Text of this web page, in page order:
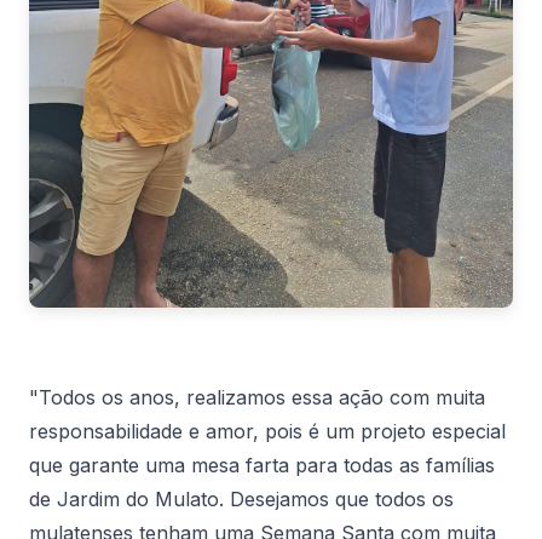
"Todos os anos, realizamos essa ação com muita
responsabilidade e amor, pois é um projeto especial
que garante uma mesa farta para todas as famílias
de Jardim do Mulato. Desejamos que todos os
mulatenses tenham uma Semana Santa com muita